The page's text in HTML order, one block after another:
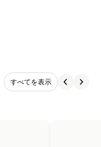
すべてを表示